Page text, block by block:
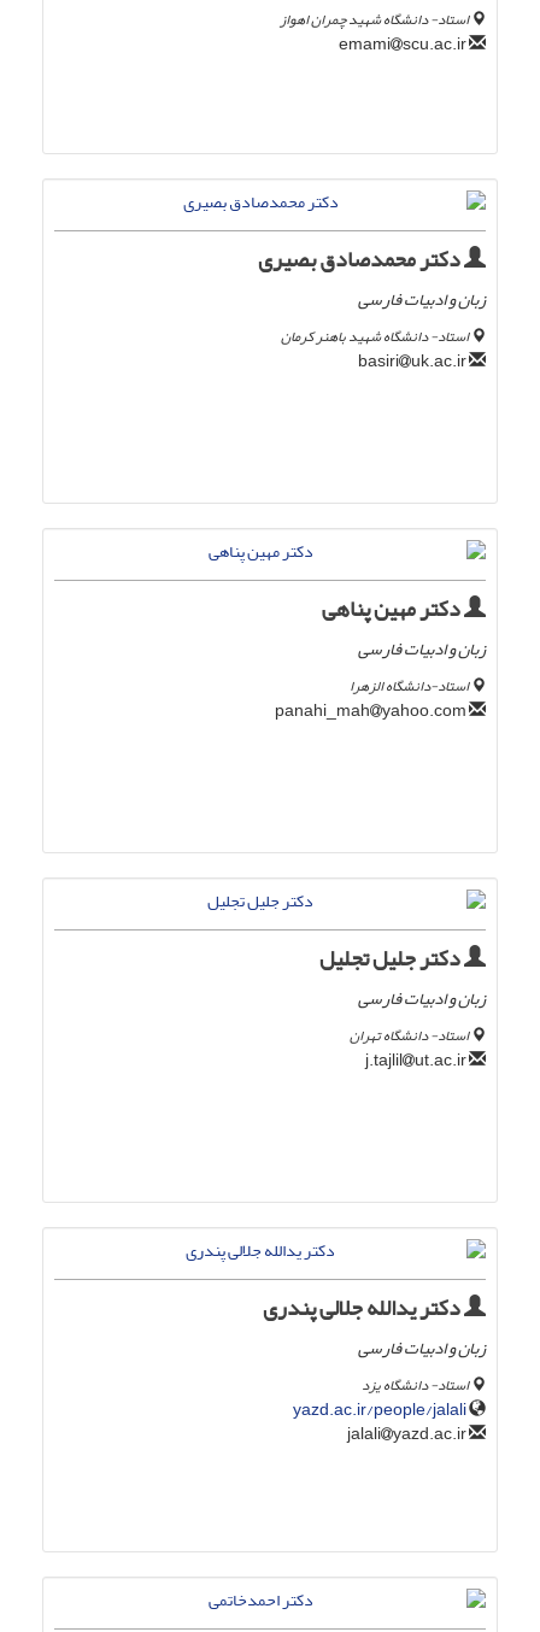
استاد- دانشگاه شهید چمران اهواز
scu.ac.ir
دکتر محمدصادق بصیری
زبان و ادبیات فارسی
استاد- دانشگاه شهید باهنر کرمان
uk.ac.ir
دکتر مهین پناهی
زبان و ادبیات فارسی
استاد-دانشگاه الزهرا
yahoo.com
دکتر جلیل تجلیل
زبان و ادبیات فارسی
استاد- دانشگاه تهران
ut.ac.ir
دکتر یدالله جلالی پندری
زبان و ادبیات فارسی
استاد- دانشگاه یزد
yazd.ac.ir/people/jalali
yazd.ac.ir